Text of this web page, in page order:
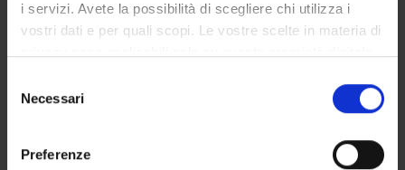
i servizi. Avete la possibilità di scegliere chi utilizza i
vostri dati e per quali scopi. Le vostre scelte in materia di
modificare o revocare il proprio consenso in qualsiasi
momento dalla Dichiarazione sui cookie o facendo clic
delNecessari
Preferenze
RESEARCH GROUPS
SECTIONS
PHD PROGRAMMES
RESEARCH FACILITIES